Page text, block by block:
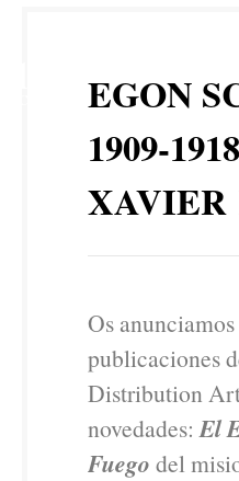
EGON
1909-
Os
publicaciones
Distribution
novedades:El
Fuego del